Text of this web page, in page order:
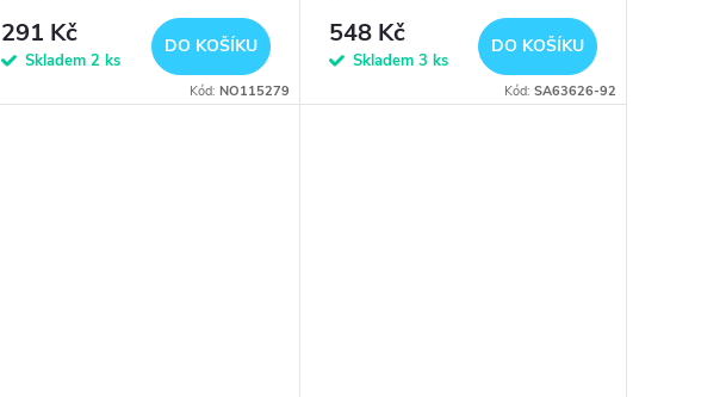
291 Kč
Skladem2 ks
DO KOŠÍKU
Kód: NO115279
548 Kč
Skladem 3 ks
DO KOŠÍKU
Kód: SA63626-92